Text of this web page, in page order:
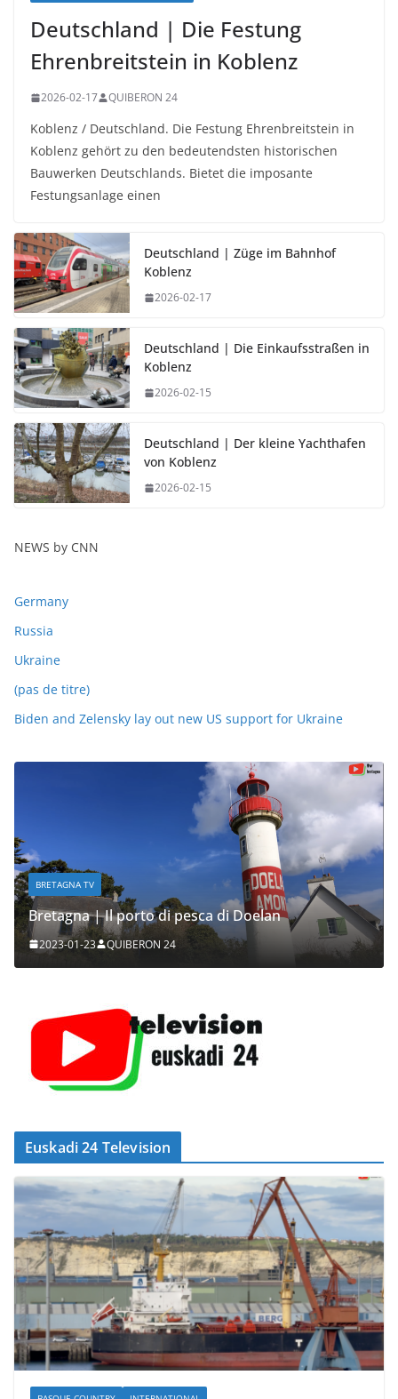
Deutschland | Die Festung
Ehrenbreitstein in Koblenz
2026-02-17 QUIBERON 24
Koblenz / Deutschland. Die Festung Ehrenbreitstein in
Koblenz gehört zu den bedeutendsten historischen
Bauwerken Deutschlands. Bietet die imposante
Festungsanlage einen
Deutschland | Züge im Bahnhof
Koblenz
2026-02-17
Deutschland | Die Einkaufsstraßen in
Koblenz
2026-02-15
Deutschland | Der kleine Yachthafen
von Koblenz
2026-02-15
NEWS by CNN
Germany
Russia
Ukraine
(pas de titre)
Biden and Zelensky lay out new US support for Ukraine
BRETAGNA TV
Bretagna | Il porto di pesca di Doelan
2023-01-23 QUIBERON 24
Euskadi 24 Television